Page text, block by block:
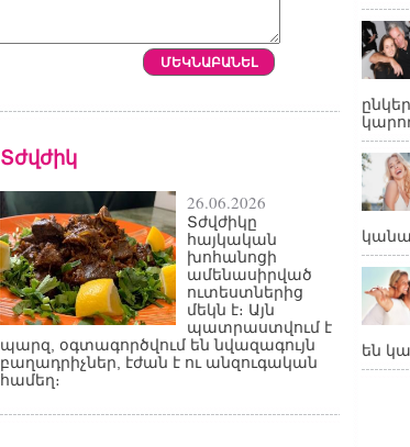
Տժվժիկ
26.06.2026
Տժվժիկը
հայկական
խոհանոցի
ամենասիրված
ուտեստներից
մեկն է։ Այն
պատրաստվում է
պարզ, օգտագործվում են նվազագույն
բաղադրիչներ, էժան է ու անզուգական
համեղ։
են